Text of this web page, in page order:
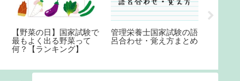
【野菜の日】国家試験で
最もよく出る野菜って
何？【ランキング】
管理栄養士国家試験の語
呂合わせ・覚え方まとめ